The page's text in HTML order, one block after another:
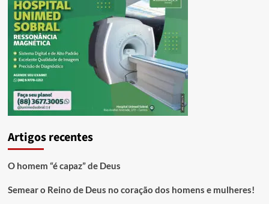
Artigos recentes
O homem “é capaz” de Deus
Semear o Reino de Deus no coração dos homens e mulheres!